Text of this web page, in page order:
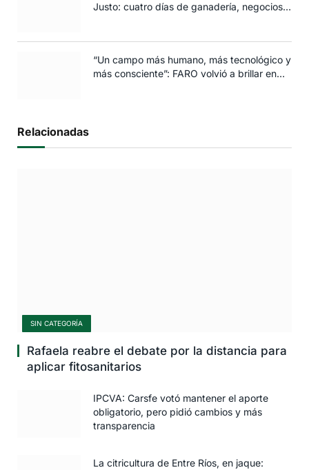
Justo: cuatro días de ganadería, negocios y
“Un campo más humano, más tecnológico y
más consciente”: FARO volvió a brillar en
Relacionadas
SIN CATEGORÍA
Rafaela reabre el debate por la distancia para
aplicar fitosanitarios
IPCVA: Carsfe votó mantener el aporte
obligatorio, pero pidió cambios y más
transparencia
La citricultura de Entre Ríos, en jaque: